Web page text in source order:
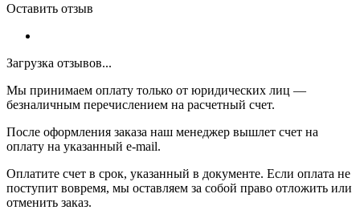
Оставить отзыв
Загрузка отзывов...
Мы принимаем оплату только от юридических лиц —
безналичным перечислением на расчетный счет.
После оформления заказа наш менеджер вышлет счет на
оплату на указанный e-mail.
Оплатите счет в срок, указанный в документе. Если оплата не
поступит вовремя, мы оставляем за собой право отложить или
отменить заказ.